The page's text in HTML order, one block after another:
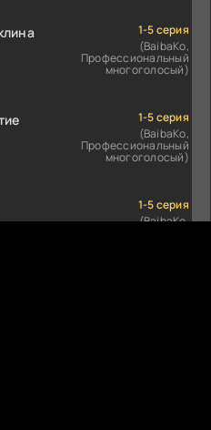
1-5 серия
(BaibaKo,
Профессиональный
многоголосый)
1-5 серия
(BaibaKo,
Профессиональный
многоголосый)
1-5 серия
(BaibaKo,